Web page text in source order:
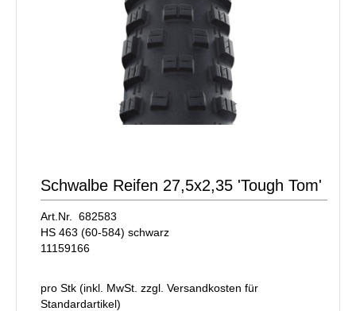
Schwalbe Reifen 27,5x2,35 'Tough Tom'
Art.Nr. 682583
HS 463 (60-584) schwarz
11159166
pro Stk (inkl. MwSt. zzgl. Versandkosten für
Standardartikel)